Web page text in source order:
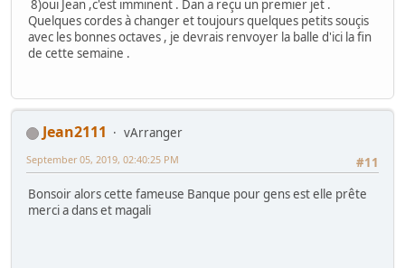
8)oui Jean ,c'est imminent . Dan a reçu un premier jet .
Quelques cordes à changer et toujours quelques petits souçis
avec les bonnes octaves , je devrais renvoyer la balle d'ici la fin
de cette semaine .
Jean2111
vArranger
#11
September 05, 2019, 02:40:25 PM
Bonsoir alors cette fameuse Banque pour gens est elle prête
merci a dans et magali